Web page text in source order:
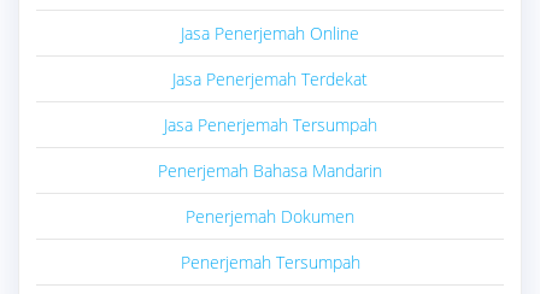
Jasa Penerjemah Online
Jasa Penerjemah Terdekat
Jasa Penerjemah Tersumpah
Penerjemah Bahasa Mandarin
Penerjemah Dokumen
Penerjemah Tersumpah